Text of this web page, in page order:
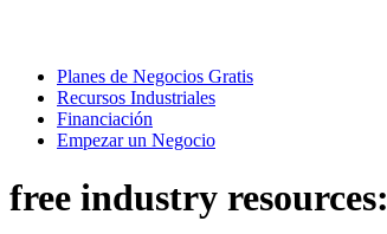
Planes de Negocios Gratis
Recursos Industriales
Financiación
Empezar un Negocio
free industry resources: